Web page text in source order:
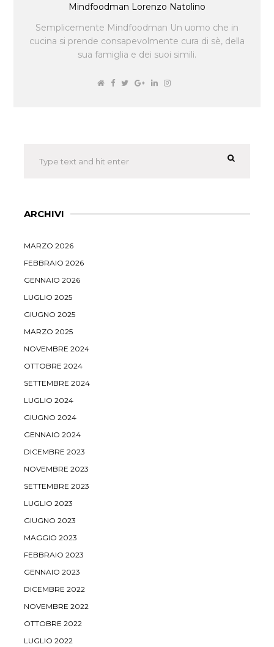
Mindfoodman Lorenzo Natolino
Semplicemente Mindfoodman Un uomo che in
cucina si prende consapevolmente cura di sè, della
sua famiglia e dei suoi simili.
ARCHIVI
MARZO 2026
FEBBRAIO 2026
GENNAIO 2026
LUGLIO 2025
GIUGNO 2025
MARZO 2025
NOVEMBRE 2024
OTTOBRE 2024
SETTEMBRE 2024
LUGLIO 2024
GIUGNO 2024
GENNAIO 2024
DICEMBRE 2023
NOVEMBRE 2023
SETTEMBRE 2023
LUGLIO 2023
GIUGNO 2023
MAGGIO 2023
FEBBRAIO 2023
GENNAIO 2023
DICEMBRE 2022
NOVEMBRE 2022
OTTOBRE 2022
LUGLIO 2022